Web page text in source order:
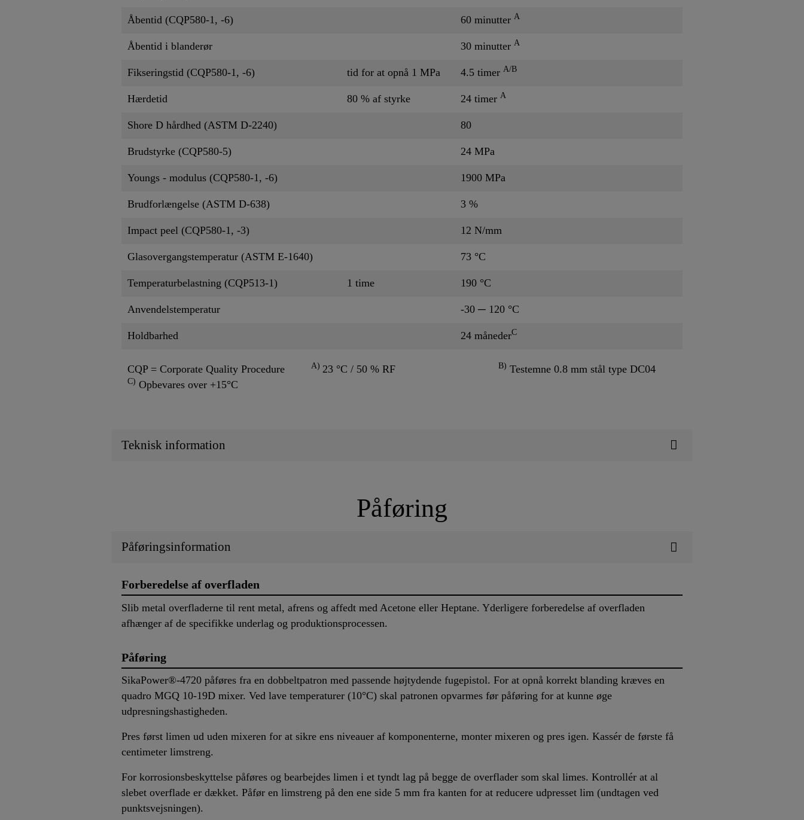
Åbentid (CQP580-1, -6) 60 minutter A
Åbentid i blanderør 30 minutter A
Fikseringstid (CQP580-1, -6) tid for at opnå 1 MPa 4.5 timer A/B
Hærdetid 80 % af styrke 24 timer A
Shore D hårdhed (ASTM D-2240) 80
Brudstyrke (CQP580-5) 24 MPa
Youngs - modulus (CQP580-1, -6) 1900 MPa
Brudforlængelse (ASTM D-638) 3 %
Impact peel (CQP580-1, -3) 12 N/mm
Glasovergangstemperatur (ASTM E-1640) 73 °C
Temperaturbelastning (CQP513-1) 1 time 190 °C
Anvendelstemperatur -30 ─ 120 °C
Holdbarhed 24 månederC
CQP = Corporate Quality Procedure A) 23 °C / 50 % RF B) Testemne 0.8 mm stål type DC04
C) Opbevares over +15°C
Teknisk information
Påføring
Påføringsinformation
Forberedelse af overfladen
Slib metal overfladerne til rent metal, afrens og affedt med Acetone eller Heptane. Yderligere forberedelse af overfladen
afhænger af de specifikke underlag og produktionsprocessen.
Påføring
SikaPower®-4720 påføres fra en dobbeltpatron med passende højtydende fugepistol. For at opnå korrekt blanding kræves en
quadro MGQ 10-19D mixer. Ved lave temperaturer (10°C) skal patronen opvarmes før påføring for at kunne øge
udpresningshastigheden.
Pres først limen ud uden mixeren for at sikre ens niveauer af komponenterne, monter mixeren og pres igen. Kassér de første få
centimeter limstreng.
For korrosionsbeskyttelse påføres og bearbejdes limen i et tyndt lag på begge de overflader som skal limes. Kontrollér at al
slebet overflade er dækket. Påfør en limstreng på den ene side 5 mm fra kanten for at reducere udpresset lim (undtagen ved
punktsvejsningen).